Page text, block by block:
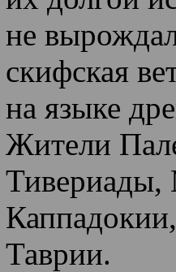
не
скифская
на языке
Жители
Тивериады,
Таврии.